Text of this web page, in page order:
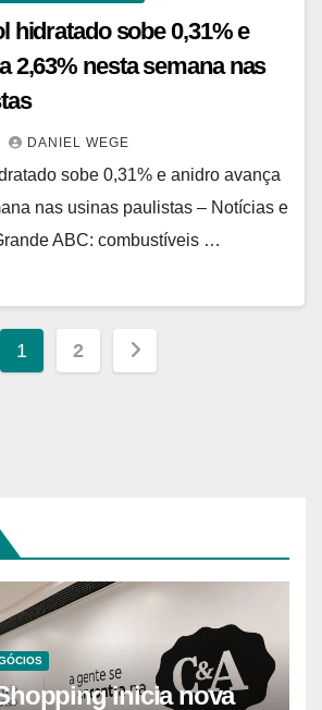
hidratado sobe 0,31% e
2,63% nesta semana nas
DANIEL WEGE
sobe 0,31% e anidro avança
nas usinas paulistas – Notícias e
ABC: combustíveis …
Paginação
1 2
inicia nova